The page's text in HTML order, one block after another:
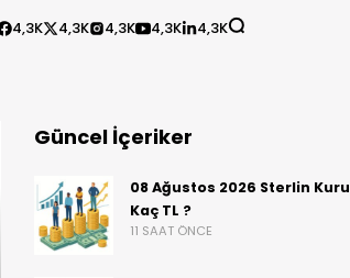
4,3K 4,3K 4,3K 4,3K 4,3K
Güncel İçeriker
08 Ağustos 2026 Sterlin Kuru
Kaç TL ?
11 SAAT ÖNCE